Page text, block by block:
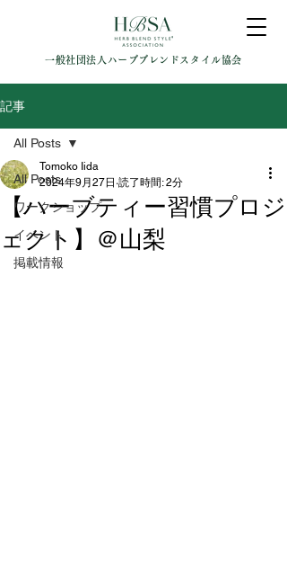
一般社団法人ハーブブレンドスタイル協会
記事
All Posts
ワークショップ
イベント
掲載情報
All Posts
【ハーブティー習慣プロジ
ェクト】＠山梨
Tomoko Iida
2024年9月27日 読了時間: 2分